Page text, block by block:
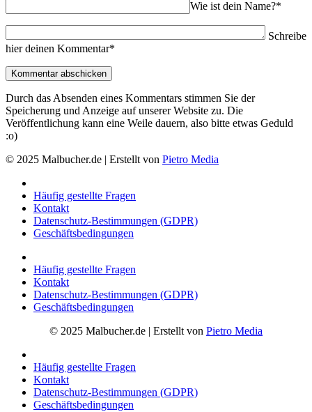
Wie ist dein Name?*
Schreibe
hier deinen Kommentar*
Durch das Absenden eines Kommentars stimmen Sie der
Speicherung und Anzeige auf unserer Website zu. Die
Veröffentlichung kann eine Weile dauern, also bitte etwas Geduld
:o)
© 2025 Malbucher.de | Erstellt von Pietro Media
Häufig gestellte Fragen
Kontakt
Datenschutz-Bestimmungen (GDPR)
Geschäftsbedingungen
Häufig gestellte Fragen
Kontakt
Datenschutz-Bestimmungen (GDPR)
Geschäftsbedingungen
© 2025 Malbucher.de | Erstellt von Pietro Media
Häufig gestellte Fragen
Kontakt
Datenschutz-Bestimmungen (GDPR)
Geschäftsbedingungen